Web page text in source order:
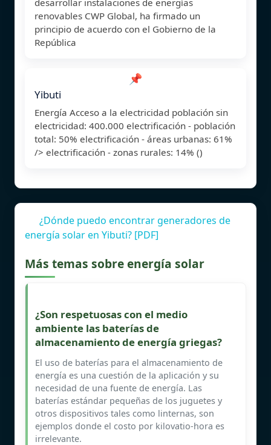
renovables CWP Global, ha firmado un
principio de acuerdo con el Gobierno de la
República
📌
Yibuti
Energía Acceso a la electricidad población sin
electricidad: 400.000 electrificación - población
total: 50% electrificación - áreas urbanas: 61%
/> electrificación - zonas rurales: 14% ()
¿Dónde puedo encontrar generadores de
energía solar en Yibuti? [PDF]
Más temas sobre energía solar
¿Son respetuosas con el medio
ambiente las baterías de
almacenamiento de energía griegas?
El uso de baterías para el almacenamiento de
energía es una cuestión de la aplicación y su
necesidad de una fuente de energía. Las
baterías estándar pequeñas de los juguetes y
otros dispositivos tales como linternas, son
ejemplos donde el costo por kilovatio-hora es
irrelevante.